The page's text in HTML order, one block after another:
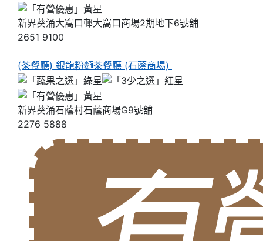
新界葵涌大窩口邨大窩口商場2期地下6號舖
2651 9100
(茶餐廳) 銀龍粉麵茶餐廳 (石蔭商場)
新界葵涌石蔭村石蔭商場G9號舖
2276 5888